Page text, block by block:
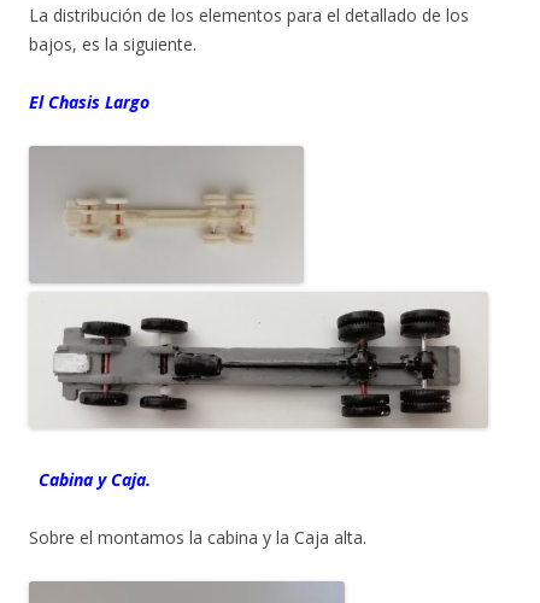
La distribución de los elementos para el detallado de los
bajos, es la siguiente.
El Chasis Largo
Cabina y Caja.
Sobre el montamos la cabina y la Caja alta.